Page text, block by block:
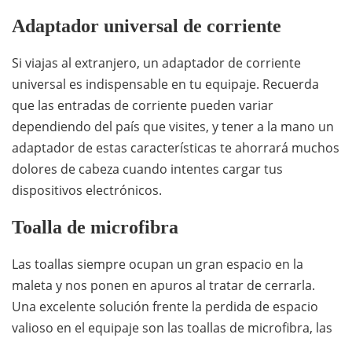
Adaptador universal de corriente
Si viajas al extranjero, un adaptador de corriente
universal es indispensable en tu equipaje. Recuerda
que las entradas de corriente pueden variar
dependiendo del país que visites, y tener a la mano un
adaptador de estas características te ahorrará muchos
dolores de cabeza cuando intentes cargar tus
dispositivos electrónicos.
Toalla de microfibra
Las toallas siempre ocupan un gran espacio en la
maleta y nos ponen en apuros al tratar de cerrarla.
Una excelente solución frente la perdida de espacio
valioso en el equipaje son las toallas de microfibra, las